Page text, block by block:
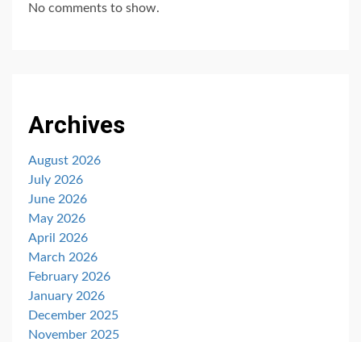
No comments to show.
Archives
August 2026
July 2026
June 2026
May 2026
April 2026
March 2026
February 2026
January 2026
December 2025
November 2025